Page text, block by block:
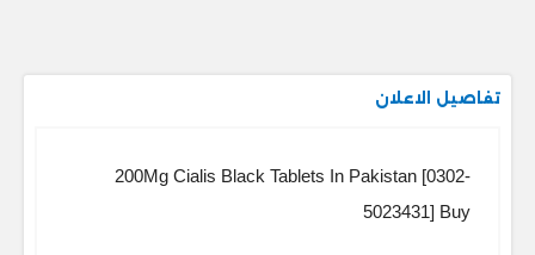
تفاصيل الاعلان
200Mg Cialis Black Tablets In Pakistan [0302-
5023431] Buy